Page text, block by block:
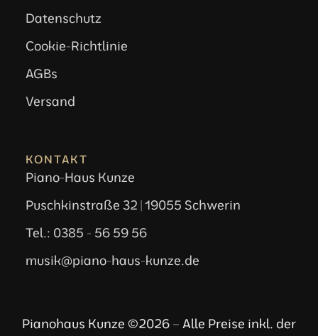
Datenschutz
Cookie-Richtlinie
AGBs
Versand
KONTAKT
Piano-Haus Kunze
Puschkinstraße 32 | 19055 Schwerin
Tel.: 0385 - 56 59 56
musik@piano-haus-kunze.de
Pianohaus Kunze ©2026 – Alle Preise inkl. der